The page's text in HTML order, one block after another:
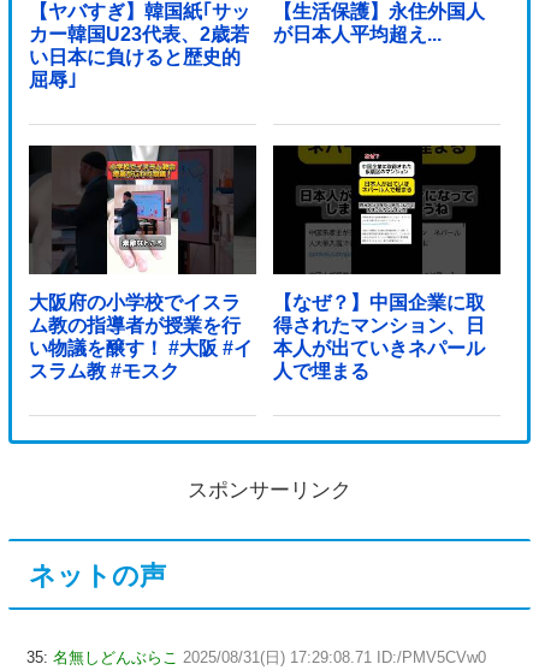
【ヤバすぎ】韓国紙｢サッ
カー韓国U23代表、2歳若
い日本に負けると歴史的
屈辱｣
【生活保護】永住外国人
が日本人平均超え...
大阪府の小学校でイスラ
ム教の指導者が授業を行
い物議を醸す！ #大阪 #イ
スラム教 #モスク
【なぜ？】中国企業に取
得されたマンション、日
本人が出ていきネパール
人で埋まる
スポンサーリンク
ネットの声
35: 名無しどんぶらこ 2025/08/31(日) 17:29:08.71 ID:/PMV5CVw0